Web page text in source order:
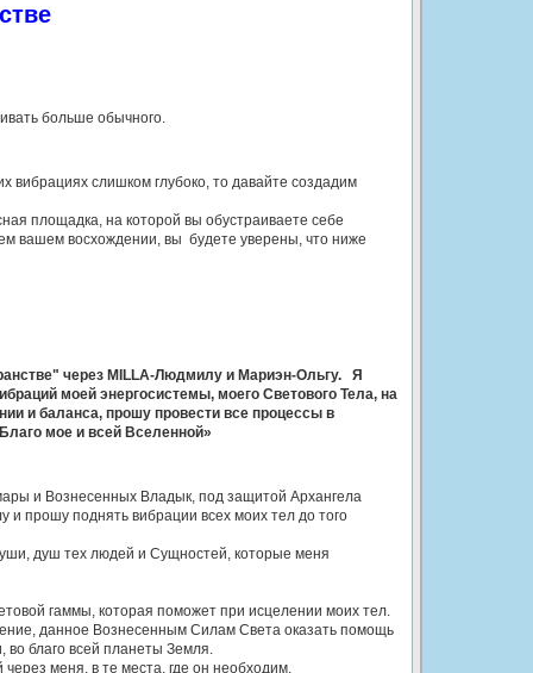
больше обычного.
вибрациях слишком глубоко, то давайте создадим
площадка, на которой вы обустраиваете себе
вашем восхождении, вы будете уверены, что ниже
через MILLA-Людмилу и Мариэн-Ольгу. Я
моей энергосистемы, моего Светового Тела, на
и баланса, прошу провести все процессы в
мое и всей Вселенной»
и Вознесенных Владык, под защитой Архангела
прошу поднять вибрации всех моих тел до того
душ тех людей и Сущностей, которые меня
гаммы, которая поможет при исцелении моих тел.
данное Вознесенным Силам Света оказать помощь
во благо всей планеты Земля.
меня, в те места, где он необходим.